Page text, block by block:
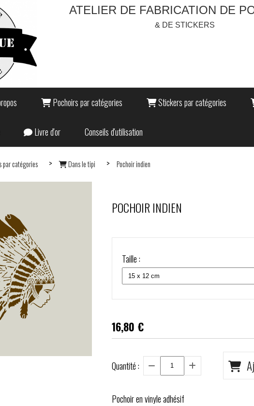
ATELIER DE FABRICATION DE
& DE STICKERS
Pochoirs par catégories Stickers par catégories
Livre d'or Conseils d'utilisation
par catégories Dans le tipi Pochoir indien
POCHOIR INDIEN
Taille :
16,80 €
Quantité :
Pochoir en vinyle adhésif